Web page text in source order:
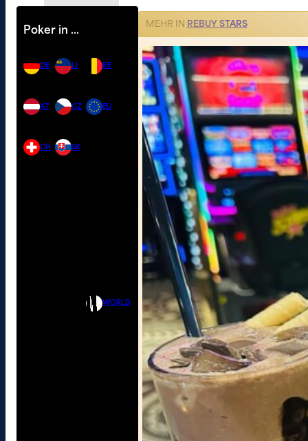
Poker in …
DE
AT
CH
LI
CZ
SK
BE
EU
WORLD
MEHR IN REBUY STARS